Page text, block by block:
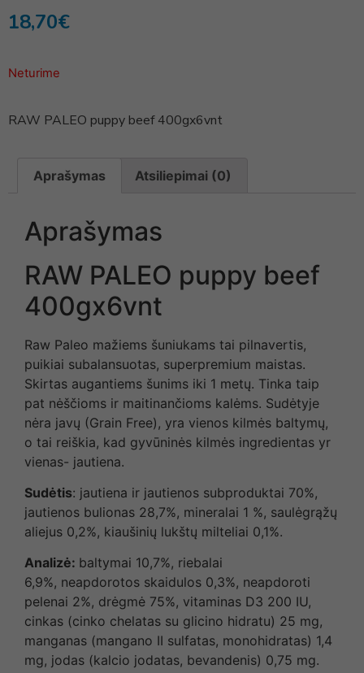
18,70€
Neturime
RAW PALEO puppy beef 400gx6vnt
Aprašymas Atsiliepimai (0)
Aprašymas
RAW PALEO puppy beef
400gx6vnt
Raw Paleo mažiems šuniukams tai pilnavertis,
puikiai subalansuotas, superpremium maistas.
Skirtas augantiems šunims iki 1 metų. Tinka taip
pat nėščioms ir maitinančioms kalėms. Sudėtyje
nėra javų (Grain Free), yra vienos kilmės baltymų,
o tai reiškia, kad gyvūninės kilmės ingredientas yr
vienas- jautiena.
Sudėtis: jautiena ir jautienos subproduktai 70%,
jautienos bulionas 28,7%, mineralai 1 %, saulėgrąžų
aliejus 0,2%, kiaušinių lukštų milteliai 0,1%.
Analizė: baltymai 10,7%, riebalai
6,9%, neapdorotos skaidulos 0,3%, neapdoroti
pelenai 2%, drėgmė 75%, vitaminas D3 200 IU,
cinkas (cinko chelatas su glicino hidratu) 25 mg,
manganas (mangano II sulfatas, monohidratas) 1,4
mg, jodas (kalcio jodatas, bevandenis) 0,75 mg.